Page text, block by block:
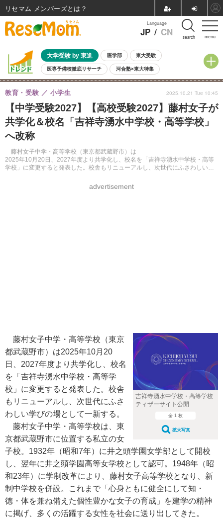
menu
Language
JP / CN search
大学受験 by 東進 医学部 東大受験
医専予備校徹底リサーチ 河合塾×東大特集
親子で考える大学選び 高校受験 中学受験 小学校受験
共通テスト 夏休み
8月開催イベント・WS 全国公立高校 過去問 人気記事
自由研究教材（小学生向け） 自由研究教材（中学生向け） ランキング
【中学受験2027】【高校受験2027】藤村女子が
共学化＆校名「吉祥寺湧水中学校・高等学校」
へ改称
藤村女子中学・高等学校（東京都武蔵野市）は
2025年10月20日、2027年度より共学化し、校名を「吉祥寺湧水中学校・高等
学校」に変更すると発表した。校舎もリニューアルし、次世代にふさわしい学
教育・受験 小学生
advertisement
2025.10.21 Tue 10:45
吉祥寺湧水中学校・高等学校
ティザーサイト公開
全 1 枚
拡大写真
藤村女子中学・高等学校（東京
都武蔵野市）は2025年10月20
日、2027年度より共学化し、校名
を「吉祥寺湧水中学校・高等学
校」に変更すると発表した。校舎
もリニューアルし、次世代にふさ
わしい学びの場として一新する。
藤村女子中学・高等学校は、東
京都武蔵野市に位置する私立の女
子校。1932年（昭和7年）に井之頭学園女学部として開校
し、翌年に井之頭学園高等女学校として認可。1948年（昭
和23年）に学制改革により、藤村女子高等学校となり、新
制中学校を併設。これまで「心身ともに健全にして知・
徳・体を兼ね備えた個性豊かな女子の育成」を建学の精神
に掲げ、多くの活躍する女性を社会に送り出してきた。
リセマム メンバーズ